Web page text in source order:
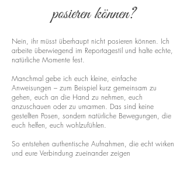
posieren können?
Nein, ihr müsst überhaupt nicht posieren können. Ich
arbeite überwiegend im Reportagestil und halte echte,
natürliche Momente fest.
Manchmal gebe ich euch kleine, einfache
Anweisungen – zum Beispiel kurz gemeinsam zu
gehen, euch an die Hand zu nehmen, euch
anzuschauen oder zu umarmen. Das sind keine
gestellten Posen, sondern natürliche Bewegungen, die
euch helfen, euch wohlzufühlen.
So entstehen authentische Aufnahmen, die echt wirken
und eure Verbindung zueinander zeigen